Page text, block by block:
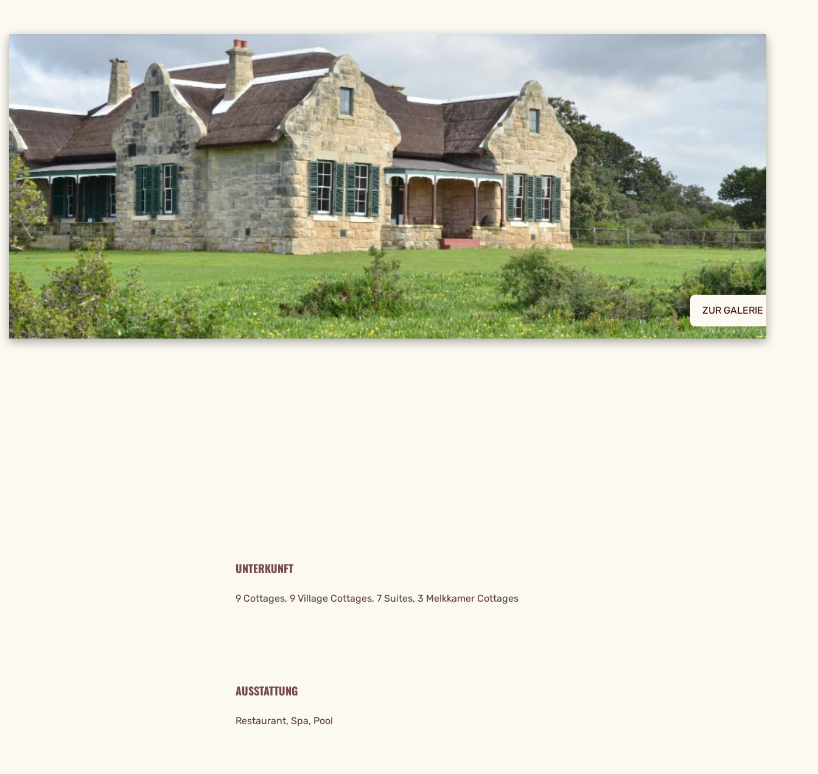
ZUR GALERIE
UNTERKUNFT
9 Cottages, 9 Village Cottages, 7 Suites, 3 Melkkamer Cottages
AUSSTATTUNG
Restaurant, Spa, Pool